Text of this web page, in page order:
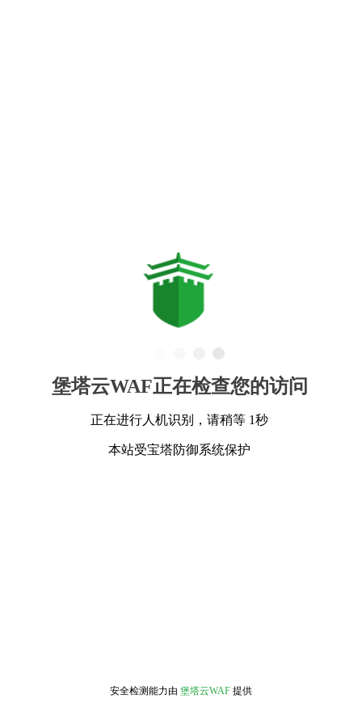
堡塔云WAF正在检查您的访问
正在进行人机识别，请稍等 1秒
本站受宝塔防御系统保护
安全检测能力由 堡塔云WAF 提供